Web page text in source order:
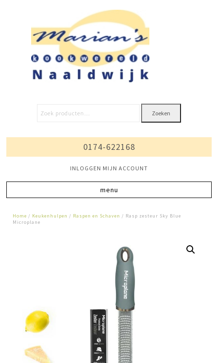
Zoeken
0174-622168
INLOGGEN MIJN ACCOUNT
Home / Keukenhulpen / Raspen en Schaven / Rasp zesteur Sky Blue
Microplane